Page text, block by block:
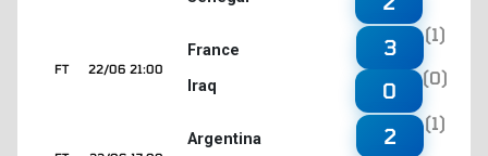
22/06 21:00
FT
France
Iraq
3
(1)
0
(0)
Argentina
2
(1)